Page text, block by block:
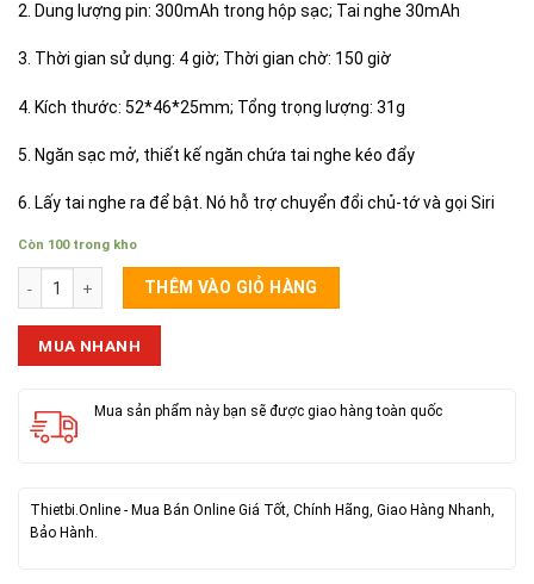
351,000₫.
2. Dung lượng pin: 300mAh trong hộp sạc; Tai nghe 30mAh
3. Thời gian sử dụng: 4 giờ; Thời gian chờ: 150 giờ
4. Kích thước: 52*46*25mm; Tổng trọng lượng: 31g
5. Ngăn sạc mở, thiết kế ngăn chứa tai nghe kéo đẩy
6. Lấy tai nghe ra để bật. Nó hỗ trợ chuyển đổi chủ-tớ và gọi Siri
Còn 100 trong kho
Tai Bluetooth Hoco EW32 số lượng
THÊM VÀO GIỎ HÀNG
MUA NHANH
Mua sản phẩm này bạn sẽ được giao hàng toàn quốc
Thietbi.Online - Mua Bán Online Giá Tốt, Chính Hãng, Giao Hàng Nhanh,
Bảo Hành.